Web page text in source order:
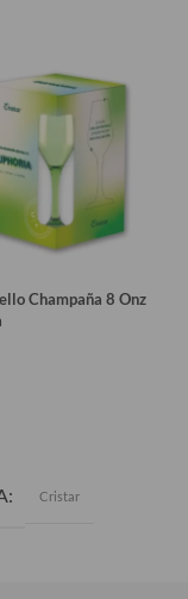
Champaña 8 Onz
Cristar